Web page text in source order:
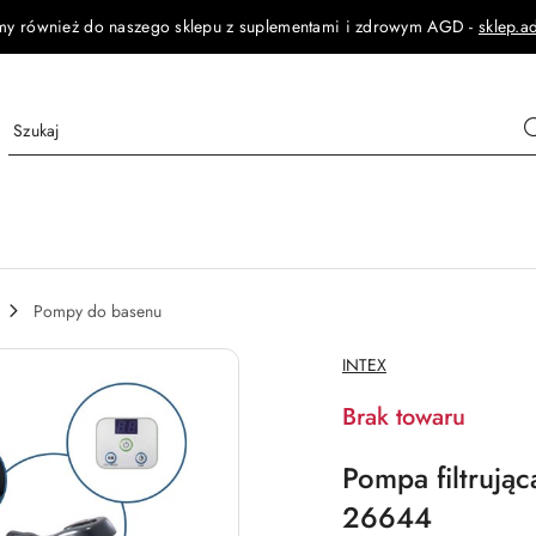
również do naszego sklepu z suplementami i zdrowym AGD -
Pompy do basenu
NAZWA
PRODUCENTA:
INTEX
Brak towaru
Pompa
26644